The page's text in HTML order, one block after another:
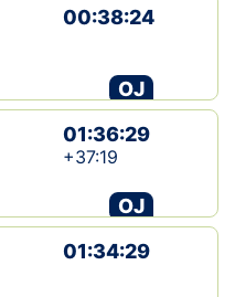
00:38:24
OJ
01:36:29
+37:19
OJ
01:34:29